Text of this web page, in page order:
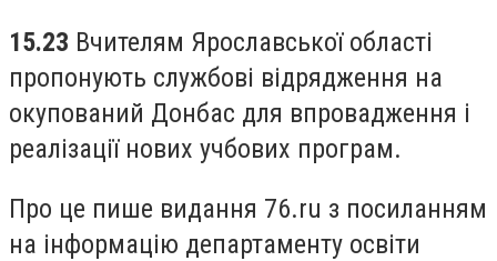
15.23 Вчителям Ярославської області
пропонують службові відрядження на
окупований Донбас для впровадження і
реалізації нових учбових програм.
Про це пише видання 76.ru з посиланням
на інформацію департаменту освіти